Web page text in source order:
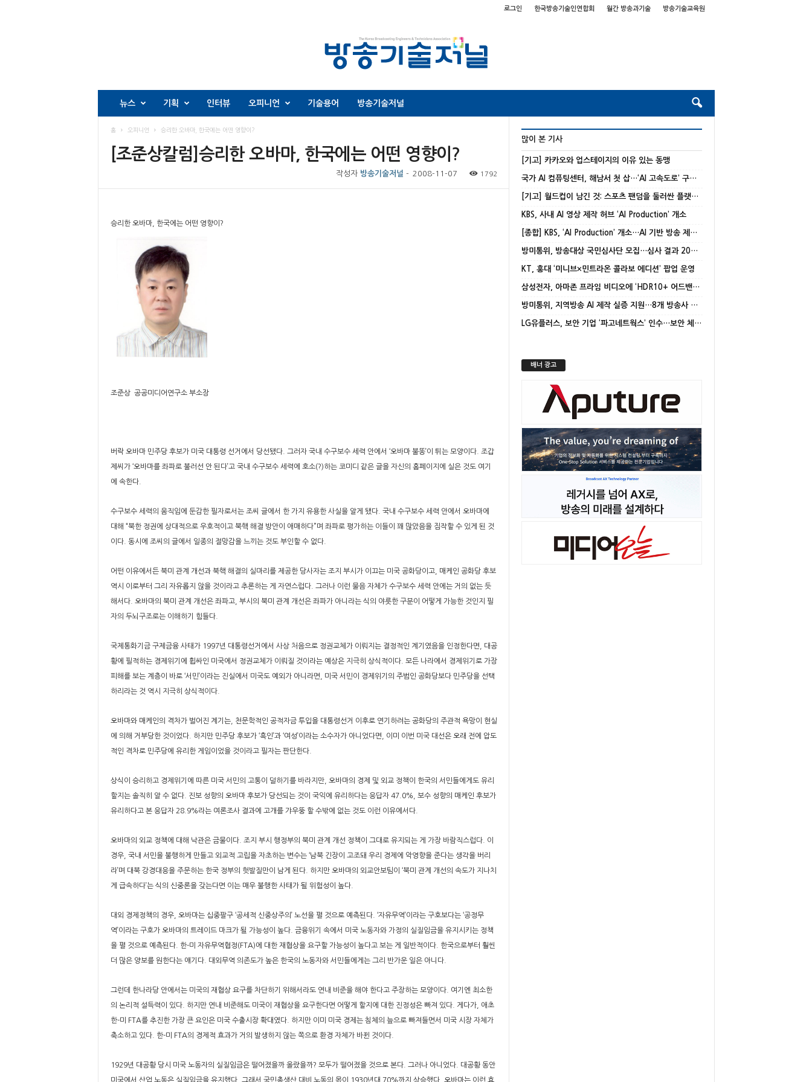
로그인 한국방송기술인연합회 월간 방송과기술 방송기술교육원
뉴스 기획 인터뷰 오피니언 기술용어 방송기술저널
홈 오피니언 승리한 오바마, 한국에는 어떤 영향이?
[조준상칼럼]승리한 오바마, 한국에는 어떤 영향이?
작성자 방송기술저널 - 2008-11-07 1792
승리한 오바마, 한국에는 어떤 영향이?
조준상 공공미디어연구소 부소장
버락 오바마 민주당 후보가 미국 대통령 선거에서 당선됐다. 그러자 국내 수구보수 세력 안에서 ‘오바마 불똥’이 튀는 모양이다. 조갑
제씨가 ‘오바마를 좌파로 불러선 안 된다’고 국내 수구보수 세력에 호소(?)하는 코미디 같은 글을 자신의 홈페이지에 실은 것도 여기
에 속한다.
수구보수 세력의 움직임에 둔감한 필자로서는 조씨 글에서 한 가지 유용한 사실을 알게 됐다. 국내 수구보수 세력 안에서 오바마에
대해 “북한 정권에 상대적으로 우호적이고 북핵 해결 방안이 애매하다”며 좌파로 평가하는 이들이 꽤 많았음을 짐작할 수 있게 된 것
이다. 동시에 조씨의 글에서 일종의 절망감을 느끼는 것도 부인할 수 없다.
어떤 이유에서든 북미 관계 개선과 북핵 해결의 실마리를 제공한 당사자는 조지 부시가 이끄는 미국 공화당이고, 매케인 공화당 후보
역시 이로부터 그리 자유롭지 않을 것이라고 추론하는 게 자연스럽다. 그러나 이런 물음 자체가 수구보수 세력 안에는 거의 없는 듯
해서다. 오바마의 북미 관계 개선은 좌파고, 부시의 북미 관계 개선은 좌파가 아니라는 식의 야릇한 구분이 어떻게 가능한 것인지 필
자의 두뇌구조로는 이해하기 힘들다.
국제통화기금 구제금융 사태가 1997년 대통령선거에서 사상 처음으로 정권교체가 이뤄지는 결정적인 계기였음을 인정한다면, 대공
황에 필적하는 경제위기에 휩싸인 미국에서 정권교체가 이뤄질 것이라는 예상은 지극히 상식적이다. 모든 나라에서 경제위기로 가장
피해를 보는 계층이 바로 ‘서민’이라는 진실에서 미국도 예외가 아니라면, 미국 서민이 경제위기의 주범인 공화당보다 민주당을 선택
하리라는 것 역시 지극히 상식적이다.
오바마와 매케인의 격차가 벌어진 계기는, 천문학적인 공적자금 투입을 대통령선거 이후로 연기하려는 공화당의 주관적 욕망이 현실
에 의해 거부당한 것이었다. 하지만 민주당 후보가 ‘흑인’과 ‘여성’이라는 소수자가 아니었다면, 이미 이번 미국 대선은 오래 전에 압도
적인 격차로 민주당에 유리한 게임이었을 것이라고 필자는 판단한다.
상식이 승리하고 경제위기에 따른 미국 서민의 고통이 덜하기를 바라지만, 오바마의 경제 및 외교 정책이 한국의 서민들에게도 유리
할지는 솔직히 알 수 없다. 진보 성향의 오바마 후보가 당선되는 것이 국익에 유리하다는 응답자 47.0%, 보수 성향의 매케인 후보가
유리하다고 본 응답자 28.9%라는 여론조사 결과에 고개를 갸우뚱 할 수밖에 없는 것도 이런 이유에서다.
오바마의 외교 정책에 대해 낙관은 금물이다. 조지 부시 행정부의 북미 관계 개선 정책이 그대로 유지되는 게 가장 바람직스럽다. 이
경우, 국내 서민을 불행하게 만들고 외교적 고립을 자초하는 변수는 ‘남북 긴장이 고조돼 우리 경제에 악영향을 준다는 생각을 버리
라’며 대북 강경대응을 주문하는 한국 정부의 헛발질만이 남게 된다. 하지만 오바마의 외교안보팀이 ‘북미 관계 개선의 속도가 지나치
게 급속하다’는 식의 신중론을 갖는다면 이는 매우 불행한 사태가 될 위험성이 높다.
대외 경제정책의 경우, 오바마는 십중팔구 ‘공세적 신중상주의’ 노선을 펼 것으로 예측된다. ‘자유무역’이라는 구호보다는 ‘공정무
역’이라는 구호가 오바마의 트레이드 마크가 될 가능성이 높다. 금융위기 속에서 미국 노동자와 가정의 실질임금을 유지시키는 정책
을 펼 것으로 예측된다. 한-미 자유무역협정(FTA)에 대한 재협상을 요구할 가능성이 높다고 보는 게 일반적이다. 한국으로부터 훨씬
더 많은 양보를 원한다는 얘기다. 대외무역 의존도가 높은 한국의 노동자와 서민들에게는 그리 반가운 일은 아니다.
그런데 한나라당 안에서는 미국의 재협상 요구를 차단하기 위해서라도 연내 비준을 해야 한다고 주장하는 모양이다. 여기엔 최소한
의 논리적 설득력이 있다. 하지만 연내 비준해도 미국이 재협상을 요구한다면 어떻게 할지에 대한 진정성은 빠져 있다. 게다가, 애초
한-미 FTA를 추진한 가장 큰 요인은 미국 수출시장 확대였다. 하지만 이미 미국 경제는 침체의 늪으로 빠져들면서 미국 시장 자체가
축소하고 있다. 한-미 FTA의 경제적 효과가 거의 발생하지 않는 쪽으로 환경 자체가 바뀐 것이다.
1929년 대공황 당시 미국 노동자의 실질임금은 떨어졌을까 올랐을까? 모두가 떨어졌을 것으로 본다. 그러나 아니었다. 대공황 동안
미국에서 산업 노동은 실질임금을 유지했다. 그래서 국민총생산 대비 노동의 몫이 1930년대 70%까지 상승했다. 오바마는 이런 효
많이 본 기사
[기고] 카카오와 업스테이지의 이유 있는 동맹
국가 AI 컴퓨팅센터, 해남서 첫 삽…‘AI 고속도로’ 구축 본격화
[기고] 월드컵이 남긴 것: 스포츠 팬덤을 둘러싼 플랫폼 경쟁의 재편
KBS, 사내 AI 영상 제작 허브 ‘AI Production’ 개소
[종합] KBS, ‘AI Production’ 개소…AI 기반 방송 제작 본격화
방미통위, 방송대상 국민심사단 모집…심사 결과 20% 반영
KT, 홍대 ‘미니브×민트라온 콜라보 에디션’ 팝업 운영
삼성전자, 아마존 프라임 비디오에 ‘HDR10+ 어드밴스드’ 적용
방미통위, 지역방송 AI 제작 실증 지원…8개 방송사 선정
LG유플러스, 보안 기업 ‘파고네트웍스’ 인수…보안 체계 고도화
배너 광고